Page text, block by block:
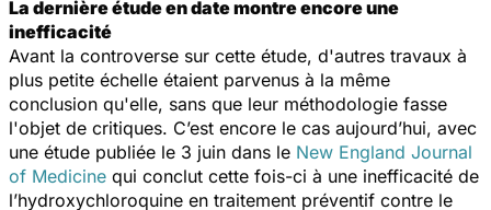
La dernière étude en date montre encore une
inefficacité
Avant la controverse sur cette étude, d'autres travaux à
plus petite échelle étaient parvenus à la même
conclusion qu'elle, sans que leur méthodologie fasse
l'objet de critiques. C’est encore le cas aujourd’hui, avec
une étude publiée le 3 juin dans le New England Journal
of Medicine qui conclut cette fois-ci à une inefficacité de
l’hydroxychloroquine en traitement préventif contre le